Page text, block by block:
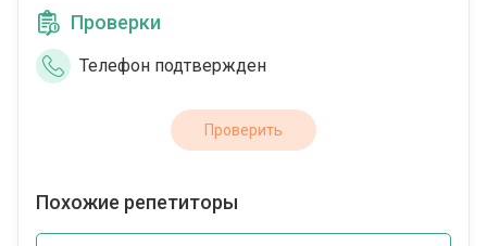
Проверки
Телефон подтвержден
Проверить
Похожие репетиторы